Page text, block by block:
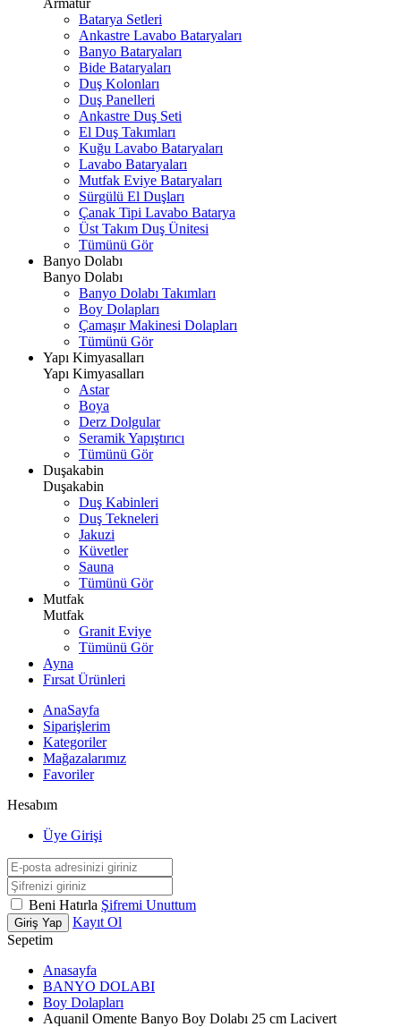
Armatür
Batarya Setleri
Ankastre Lavabo Bataryaları
Banyo Bataryaları
Bide Bataryaları
Duş Kolonları
Duş Panelleri
Ankastre Duş Seti
El Duş Takımları
Kuğu Lavabo Bataryaları
Lavabo Bataryaları
Mutfak Eviye Bataryaları
Sürgülü El Duşları
Çanak Tipi Lavabo Batarya
Üst Takım Duş Ünitesi
Tümünü Gör
Banyo Dolabı
Banyo Dolabı
Banyo Dolabı Takımları
Boy Dolapları
Çamaşır Makinesi Dolapları
Tümünü Gör
Yapı Kimyasalları
Yapı Kimyasalları
Astar
Boya
Derz Dolgular
Seramik Yapıştırıcı
Tümünü Gör
Duşakabin
Duşakabin
Duş Kabinleri
Duş Tekneleri
Jakuzi
Küvetler
Sauna
Tümünü Gör
Mutfak
Mutfak
Granit Eviye
Tümünü Gör
Ayna
Fırsat Ürünleri
AnaSayfa
Siparişlerim
Kategoriler
Mağazalarımız
Favoriler
Hesabım
Üye Girişi
Beni Hatırla Şifremi Unuttum
Giriş Yap
Kayıt Ol
Sepetim
Anasayfa
BANYO DOLABI
Boy Dolapları
Aquanil Omente Banyo Boy Dolabı 25 cm Lacivert